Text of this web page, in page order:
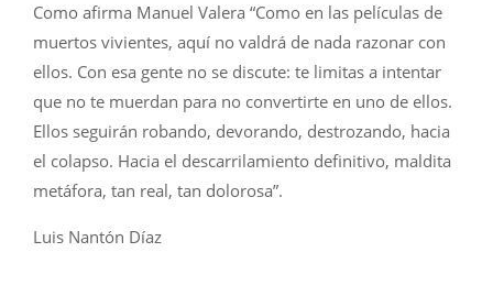
Como afirma Manuel Valera “Como en las películas de
muertos vivientes, aquí no valdrá de nada razonar con
ellos. Con esa gente no se discute: te limitas a intentar
que no te muerdan para no convertirte en uno de ellos.
Ellos seguirán robando, devorando, destrozando, hacia
el colapso. Hacia el descarrilamiento definitivo, maldita
metáfora, tan real, tan dolorosa”.
Luis Nantón Díaz